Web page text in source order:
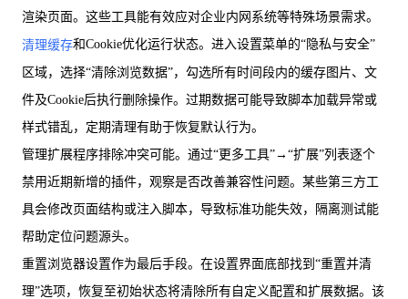
渲染页面。这些工具能有效应对企业内网系统等特殊场景需求。
清理缓存和Cookie优化运行状态。进入设置菜单的“隐私与安全”
区域，选择“清除浏览数据”，勾选所有时间段内的缓存图片、文
件及Cookie后执行删除操作。过期数据可能导致脚本加载异常或
样式错乱，定期清理有助于恢复默认行为。
管理扩展程序排除冲突可能。通过“更多工具”→“扩展”列表逐个
禁用近期新增的插件，观察是否改善兼容性问题。某些第三方工
具会修改页面结构或注入脚本，导致标准功能失效，隔离测试能
帮助定位问题源头。
重置浏览器设置作为最后手段。在设置界面底部找到“重置并清
理”选项，恢复至初始状态将清除所有自定义配置和扩展数据。该